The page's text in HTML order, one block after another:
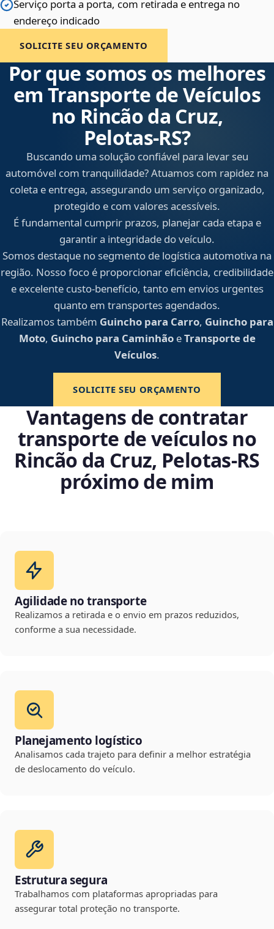
Serviço porta a porta, com retirada e entrega no
endereço indicado
SOLICITE SEU ORÇAMENTO
Por que somos os melhores
em Transporte de Veículos
no Rincão da Cruz,
Pelotas‑RS?
Buscando uma solução confiável para levar seu
automóvel com tranquilidade? Atuamos com rapidez na
coleta e entrega, assegurando um serviço organizado,
protegido e com valores acessíveis.
É fundamental cumprir prazos, planejar cada etapa e
garantir a integridade do veículo.
Somos destaque no segmento de logística automotiva na
região. Nosso foco é proporcionar eficiência, credibilidade
e excelente custo-benefício, tanto em envios urgentes
quanto em transportes agendados.
Realizamos também Guincho para Carro, Guincho para
Moto, Guincho para CaminhãoeTransporte de
Veículos.
SOLICITE SEU ORÇAMENTO
Vantagens de contratar
transporte de veículos no
Rincão da Cruz, Pelotas‑RS
próximo de mim
Agilidade no transporte
Realizamos a retirada e o envio em prazos reduzidos,
conforme a sua necessidade.
Planejamento logístico
Analisamos cada trajeto para definir a melhor estratégia
de deslocamento do veículo.
Estrutura segura
Trabalhamos com plataformas apropriadas para
assegurar total proteção no transporte.